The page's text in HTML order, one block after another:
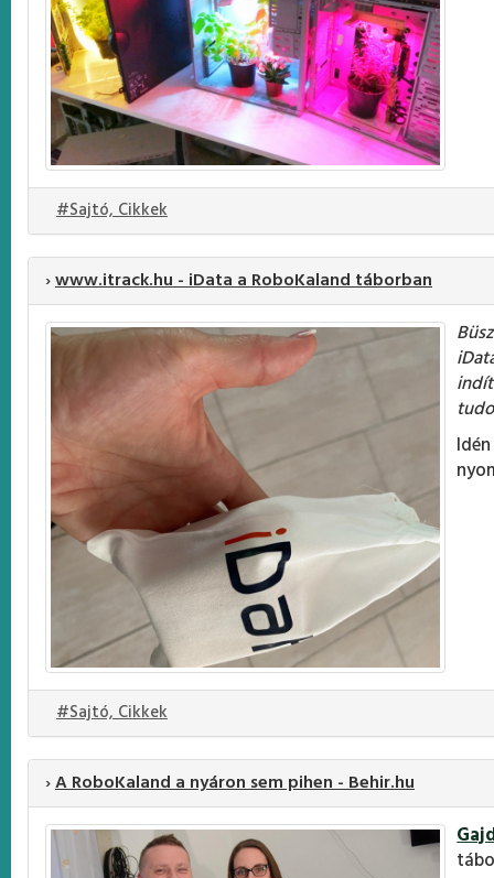
#Sajtó, Cikkek
›www.itrack.hu - iData a RoboKaland táborban
#Sajtó, Cikkek
›A RoboKaland a nyáron sem pihen - Behir.hu